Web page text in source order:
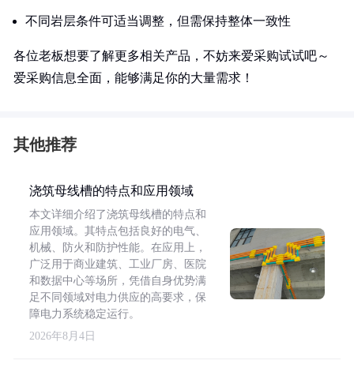
不同岩层条件可适当调整，但需保持整体一致性
各位老板想要了解更多相关产品，不妨来爱采购试试吧～
爱采购信息全面，能够满足你的大量需求！
其他推荐
浇筑母线槽的特点和应用领域
本文详细介绍了浇筑母线槽的特点和
应用领域。其特点包括良好的电气、
机械、防火和防护性能。在应用上，
广泛用于商业建筑、工业厂房、医院
和数据中心等场所，凭借自身优势满
足不同领域对电力供应的高要求，保
障电力系统稳定运行。
2026年8月4日